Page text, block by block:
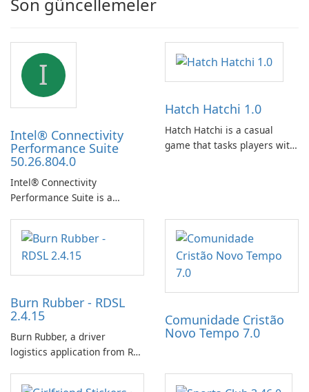
I
Intel® Connectivity
Performance Suite
50.26.804.0
Intel® Connectivity
Performance Suite is a
designed to identify factors
that affect connectivity and
apply adaptive adjustments.
Hatch Hatchi 1.0
Hatch Hatchi is a casual
game that tasks players with
incubating eggs and
expanding gameplay through
continued hatching.
Burn Rubber - RDSL
2.4.15
Burn Rubber, a driver
logistics application from Rail
to streamline communication
Comunidade Cristão
Novo Tempo 7.0